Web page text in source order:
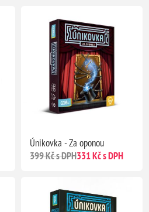
Únikovka - Za oponou
399 Kč s DPH331 Kč s DPH